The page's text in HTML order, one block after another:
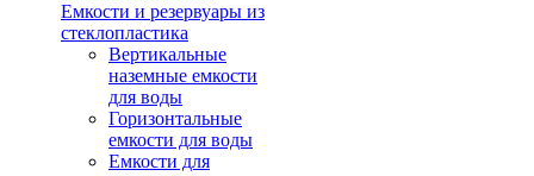
Емкости и резервуары из
стеклопластика
Вертикальные
наземные емкости
для воды
Горизонтальные
емкости для воды
Емкости для